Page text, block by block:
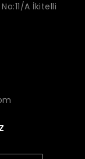
A İkitelli